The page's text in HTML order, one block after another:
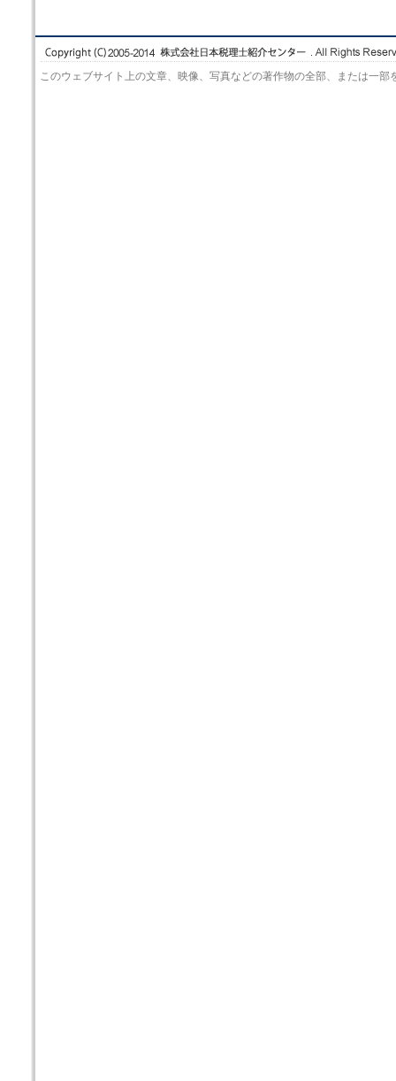
このウェブサイト上の文章、映像、写真などの著作物の全部、または一